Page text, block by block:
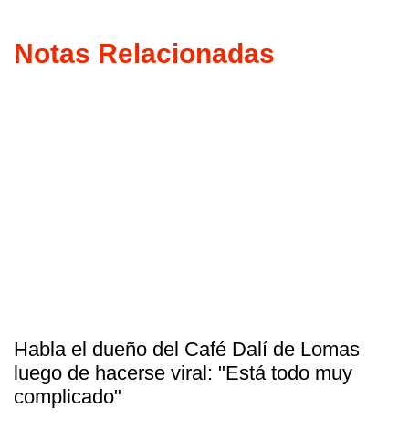
Notas Relacionadas
Habla el dueño del Café Dalí de Lomas
luego de hacerse viral: "Está todo muy
complicado"